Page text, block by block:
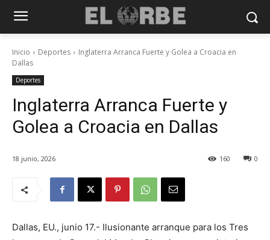
Inicio Deportes
Inglaterra Arranca Fuerte y Golea a Croacia en
Dallas
Deportes
Inglaterra Arranca Fuerte y
Golea a Croacia en Dallas
18 junio, 2026 0
160
Dallas, EU., junio 17.- Ilusionante arranque para los Tres